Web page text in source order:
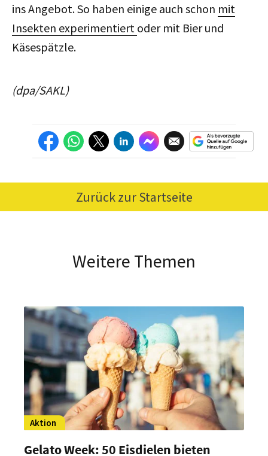
ins Angebot. So haben einige auch schon mit
Insekten experimentiert oder mit Bier und
Käsespätzle.
(dpa/SAKL)
Zurück zur Startseite
Weitere Themen
Aktion
Gelato Week: 50 Eisdielen bieten